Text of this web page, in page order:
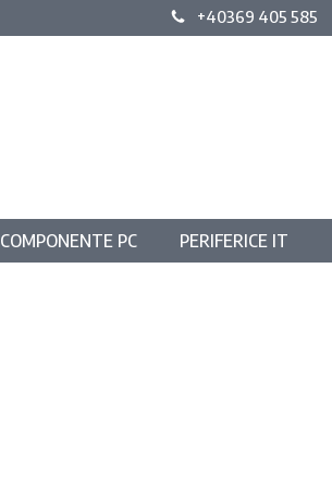
+40369 405 585
COMPONENTE PC PERIFERICE IT